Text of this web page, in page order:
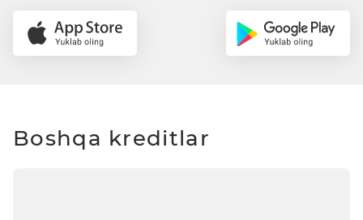
Boshqa kreditlar